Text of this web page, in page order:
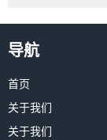
导航
首页
关于我们
关于我们